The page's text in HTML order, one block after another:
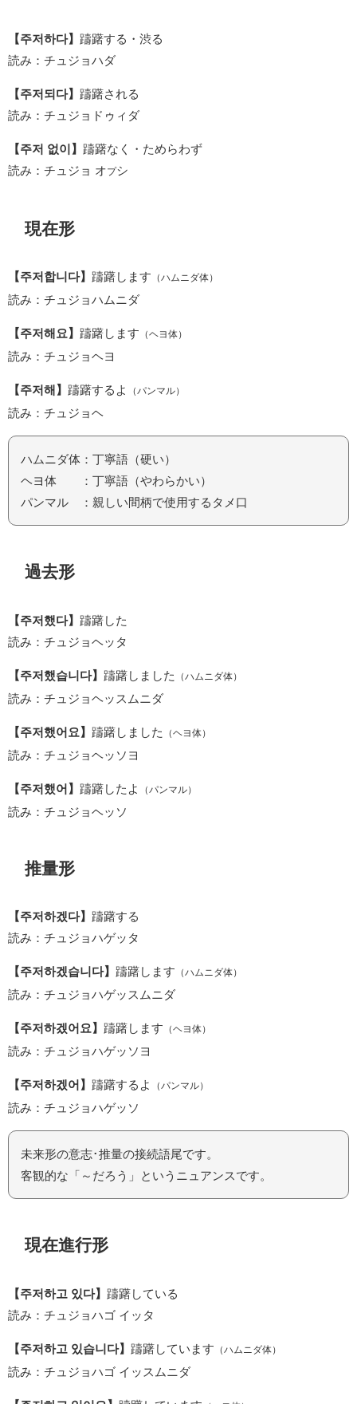
【주저하다】 躊躇する・渋る
読み：チュジョハダ
【주저되다】 躊躇される
読み：チュジョドゥィダ
【주저 없이】 躊躇なく・ためらわず
読み：チュジョ オプシ
現在形
【주저합니다】 躊躇します （ハムニダ体）
読み：チュジョハムニダ
【주저해요】 躊躇します （ヘヨ体）
読み：チュジョヘヨ
【주저해】 躊躇するよ （パンマル）
読み：チュジョヘ
ハムニダ体：丁寧語（硬い）
ヘヨ体 ：丁寧語（やわらかい）
パンマル ：親しい間柄で使用するタメ口
過去形
【주저했다】 躊躇した
読み：チュジョヘッタ
【주저했습니다】 躊躇しました （ハムニダ体）
読み：チュジョヘッスムニダ
【주저했어요】 躊躇しました （ヘヨ体）
読み：チュジョヘッソヨ
【주저했어】 躊躇したよ （パンマル）
読み：チュジョヘッソ
推量形
【주저하겠다】 躊躇する
読み：チュジョハゲッタ
【주저하겠습니다】 躊躇します （ハムニダ体）
読み：チュジョハゲッスムニダ
【주저하겠어요】 躊躇します （ヘヨ体）
読み：チュジョハゲッソヨ
【주저하겠어】 躊躇するよ （パンマル）
読み：チュジョハゲッソ
未来形の意志･推量の接続語尾です。
客観的な「～だろう」というニュアンスです。
現在進行形
【주저하고 있다】 躊躇している
読み：チュジョハゴ イッタ
【주저하고 있습니다】 躊躇しています （ハムニダ体）
読み：チュジョハゴ イッスムニダ